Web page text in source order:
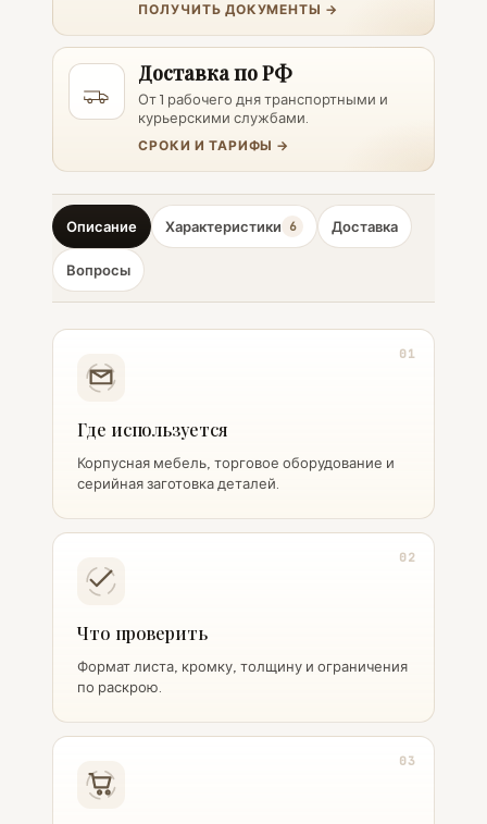
ПОЛУЧИТЬ ДОКУМЕНТЫ →
Доставка по РФ
От 1 рабочего дня транспортными и
курьерскими службами.
СРОКИ И ТАРИФЫ →
Описание Характеристики 6 Доставка
Вопросы
01
Где используется
Корпусная мебель, торговое оборудование и
серийная заготовка деталей.
02
Что проверить
Формат листа, кромку, толщину и ограничения
по раскрою.
03